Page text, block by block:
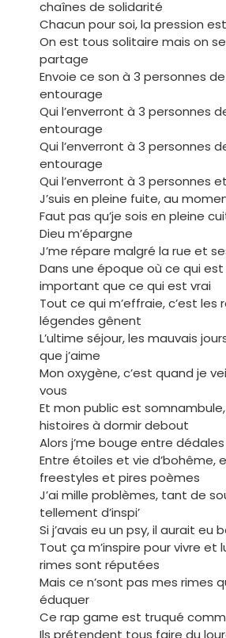
chaînes de solidarité
Chacun pour soi, la pression
On est tous solitaire mais on
partage
Envoie ce son à 3 personnes
entourage
Qui l’enverront à 3 personnes
entourage
Qui l’enverront à 3 personnes
entourage
Qui l’enverront à 3 personnes
J’suis en pleine fuite, au
Faut pas qu’je sois en pleine
Dieu m’épargne
J’me répare malgré la rue et
Dans une époque où ce qui
important que ce qui est vrai
Tout ce qui m’effraie, c’est les
légendes gênent
L’ultime séjour, les mauvais
que j’aime
Mon oxygène, c’est quand je
vous
Et mon public est
histoires à dormir debout
Alors j’me bouge entre
Entre étoiles et vie d’bohême,
freestyles et pires poèmes
J’ai mille problèmes, tant de
tellement d’inspi’
Si j’avais eu un psy, il aurait eu
Tout ça m’inspire pour vivre et
rimes sont réputées
Mais ce n’sont pas mes rimes
éduquer
Ce rap game est truqué
Ils prétendent tous faire du